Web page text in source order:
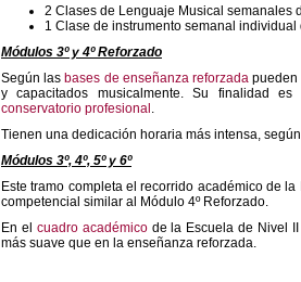
2 Clases de Lenguaje Musical semanales
1 Clase de instrumento semanal individual
Módulos 3º y 4º Reforzado
Según las bases de enseñanza reforzada pueden
y capacitados musicalmente. Su finalidad
conservatorio profesional .
Tienen una dedicación horaria más intensa,
Módulos 3º, 4º, 5º y 6º
Este tramo completa el recorrido académico de
competencial similar al Módulo 4º Reforzado.
En el cuadro académicode la Escuela de Nivel II
más suave que en la enseñanza reforzada.